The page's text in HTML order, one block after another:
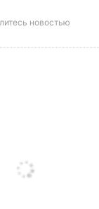
новостью